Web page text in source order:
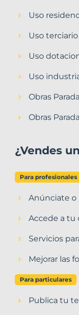
Uso
Uso terciario
Uso
Uso
Obras
Obras
¿Vendes
Para profesionales
Anúnciate
Accede a tu
Servicios
Mejorar las
Para particulares
Publica tu